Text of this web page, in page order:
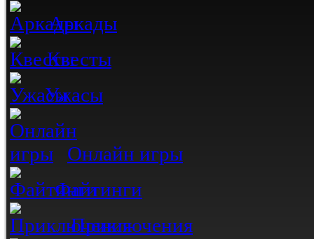
Аркады
Квесты
Ужасы
Онлайн игры
Файтинги
Приключения